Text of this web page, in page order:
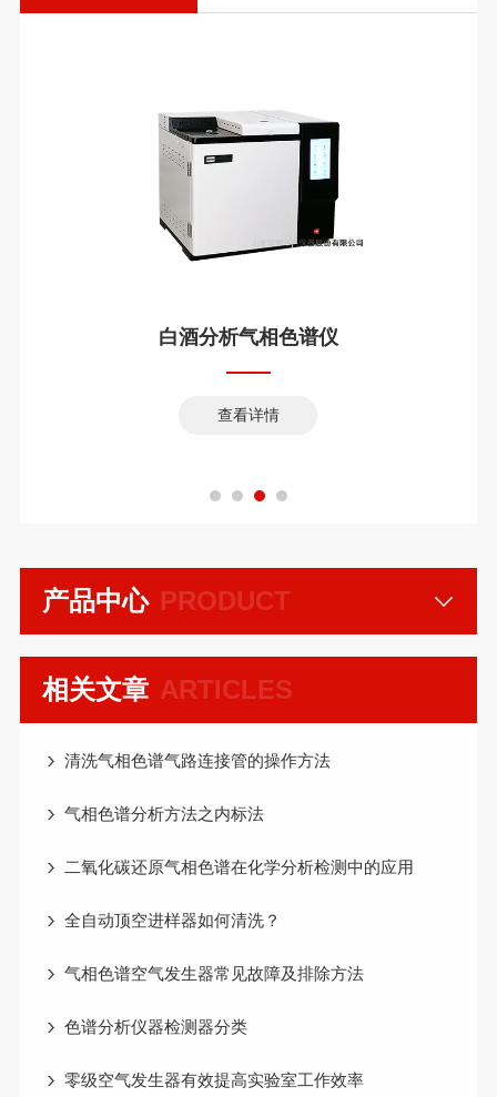
白酒分析气相色谱仪
查看详情
PRODUCT
产品中心
ARTICLES
相关文章
清洗气相色谱气路连接管的操作方法
气相色谱分析方法之内标法
二氧化碳还原气相色谱在化学分析检测中的应用
全自动顶空进样器如何清洗？
气相色谱空气发生器常见故障及排除方法
色谱分析仪器检测器分类
零级空气发生器有效提高实验室工作效率